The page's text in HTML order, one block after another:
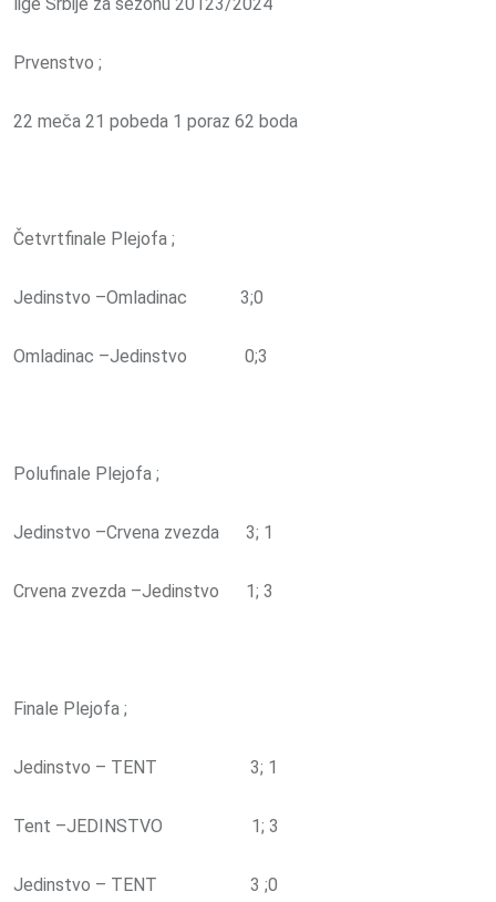
lige Srbije za sezonu 20123/2024
Prvenstvo ;
22 meča 21 pobeda 1 poraz 62 boda
Četvrtfinale Plejofa ;
Jedinstvo –Omladinac 3;0
Omladinac –Jedinstvo 0;3
Polufinale Plejofa ;
Jedinstvo –Crvena zvezda 3; 1
Crvena zvezda –Jedinstvo 1; 3
Finale Plejofa ;
Jedinstvo – TENT 3; 1
Tent –JEDINSTVO 1; 3
Jedinstvo – TENT 3 ;0